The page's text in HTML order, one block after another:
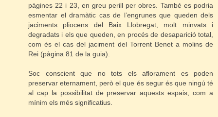
pàgines 22 i 23, en greu perill per obres. També es podria
esmentar el dramàtic cas de l’engrunes que queden dels
jaciments pliocens del Baix Llobregat, molt minvats i
degradats i els que queden, en procés de desaparició total,
com és el cas del jaciment del Torrent Benet a molins de
Rei (pàgina 81 de la guia).
Soc conscient que no tots els aflorament es poden
preservar eternament, però el que és segur és que ningú té
al cap la possibilitat de preservar aquests espais, com a
mínim els més significatius.